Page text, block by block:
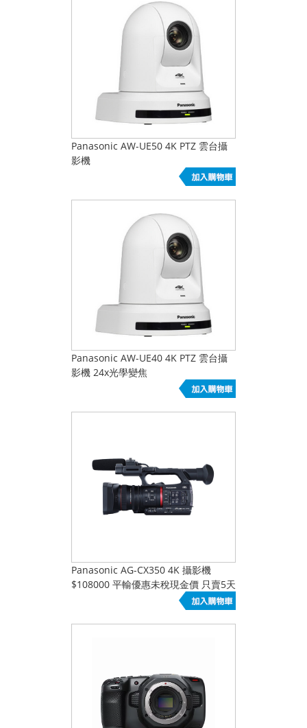
Panasonic AW-UE50 4K PTZ 雲台攝
影機
Panasonic AW-UE40 4K PTZ 雲台攝
影機 24x光學變焦
Panasonic AG-CX350 4K 攝影機
$108000 平輸優惠未稅現金價 只賣5天